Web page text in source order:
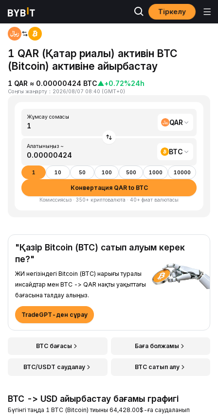
Тіркелу
Басты бет
1 QAR (Қатар риалы) активін BTC
(Bitcoin) активіне айырбастау
1 QAR ≈ 0.00000424 BTC▲+0.72%24h
Соңғы жаңарту ： 2026/08/07 08:40 (GMT+0)
Жұмсау сомасы
QAR
Алатыныңыз ~
BTC
1 10 50 100 500 1000 10000
Конвертация QAR to BTC
Комиссиясыз · 350+ криптовалюта · 40+ фиат валютасы
"Қазір Bitcoin (BTC) сатып алуым керек
пе?"
ЖИ негізіндегі Bitcoin (BTC) нарығы туралы
инсайдтар мен BTC -> QAR нақты уақыттағы
бағасына талдау алыңыз.
TradeGPT-ден сұрау
BTC бағасы Баға болжамы
BTC/USDT саудалау BTC сатып алу
BTC -> USD айырбастау бағамы графигі
Бүгінгі таңда 1 BTC (Bitcoin) тиыны 64,428.00$-ға саудаланып